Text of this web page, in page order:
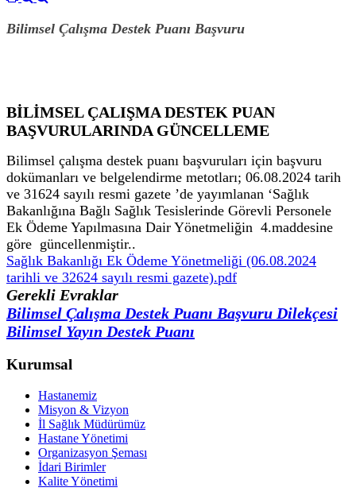
Bilimsel Çalışma Destek Puanı Başvuru
BİLİMSEL ÇALIŞMA DESTEK PUAN
BAŞVURULARINDA GÜNCELLEME
Bilimsel çalışma destek puanı başvuruları için başvuru
dokümanları ve belgelendirme metotları; 06.08.2024 tarih
ve 31624 sayılı resmi gazete ’de yayımlanan ‘Sağlık
Bakanlığına Bağlı Sağlık Tesislerinde Görevli Personele
Ek Ödeme Yapılmasına Dair Yönetmeliğin 4.maddesine
göre güncellenmiştir..
Sağlık Bakanlığı Ek Ödeme Yönetmeliği (06.08.2024
tarihli ve 32624 sayılı resmi gazete).pdf
Gerekli Evraklar
Bilimsel Çalışma Destek Puanı Başvuru Dilekçesi
Bilimsel Yayın Destek Puanı
Kurumsal
Hastanemiz
Misyon & Vizyon
İl Sağlık Müdürümüz
Hastane Yönetimi
Organizasyon Şeması
İdari Birimler
Kalite Yönetimi